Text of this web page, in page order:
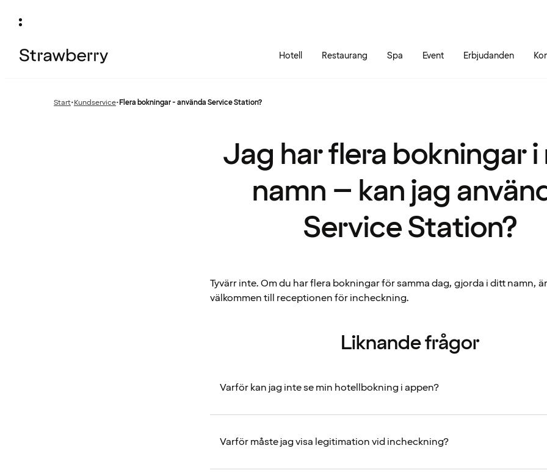
Hotell Restaurang Spa Event Erbjudanden
Start•Föregående
Kundservice•Flera bokningar - använda Service Station?
Jag har flera bokningar
namn – kan jag
Service Station?
Tyvärr inte. Om du har flera bokningar för samma dag, gjorda i ditt namn,
välkommen till receptionen för incheckning.
Liknande frågor
Varför kan jag inte se min hotellbokning i appen?
Varför måste jag visa legitimation vid incheckning?